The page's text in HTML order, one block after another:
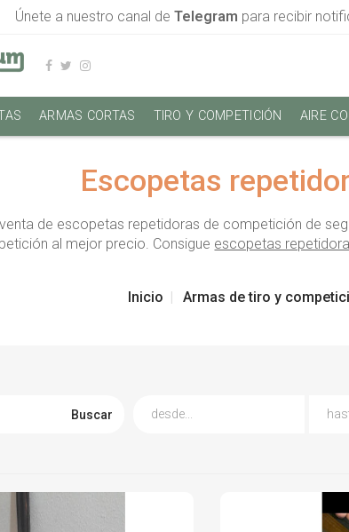
Únete a nuestro canal de Telegram para recibir
ARMAS CORTAS TIRO Y COMPETICIÓN AIRE
Escopetas
de escopetas repetidoras de competición de
al mejor precio. Consigue escopetas
Inicio Armas de tiro y
Buscar